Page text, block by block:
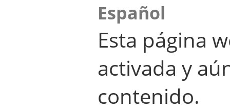
Español
Esta página
activada y
contenido.